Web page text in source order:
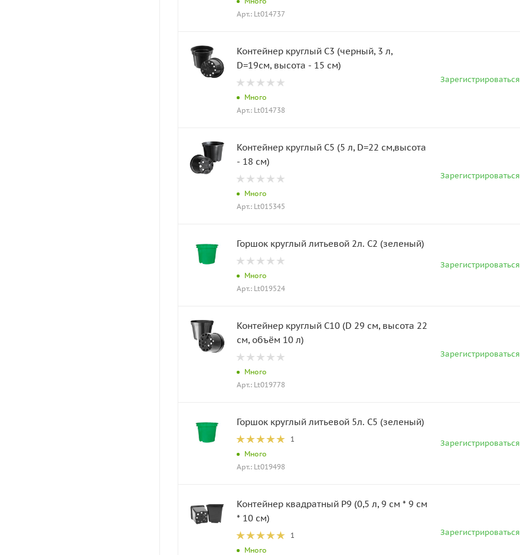
Арт.: Lt014737
Контейнер круглый С3 (черный, 3 л,
D=19см, высота - 15 см)
Много
Арт.: Lt014738
Зарегистрироваться
Контейнер круглый С5 (5 л, D=22 см,высота
- 18 см)
Много
Арт.: Lt015345
Зарегистрироваться
Горшок круглый литьевой 2л. С2 (зеленый)
Много
Арт.: Lt019524
Зарегистрироваться
Контейнер круглый С10 (D 29 см, высота 22
см, объём 10 л)
Много
Арт.: Lt019778
Зарегистрироваться
Горшок круглый литьевой 5л. С5 (зеленый)
1
Много
Арт.: Lt019498
Зарегистрироваться
Контейнер квадратный Р9 (0,5 л, 9 см * 9 см
* 10 см)
1
Много
Зарегистрироваться